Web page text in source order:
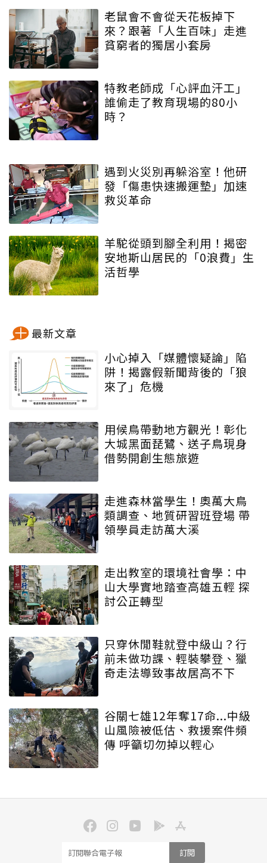
老鼠會不會從天花板掉下
來？跟著「人生百味」走進
貧窮者的獨居小套房
特教老師成「心評血汗工」
誰偷走了教育現場的80小
時？
遇到火災別再躲浴室！他研
發「傷患快速搬運墊」加速
救災革命
羊駝從頭到腳全利用！揭密
安地斯山居民的「0浪費」生
活哲學
最新文章
小心掉入「媒體懷疑論」陷
阱！揭露假新聞背後的「狼
來了」危機
用候鳥帶動地方觀光！彰化
大城黑面琵鷺、送子鳥現身
借勢開創生態旅遊
走進森林當學生！奧萬大鳥
類調查、地質研習班登場 帶
領學員走訪萬大溪
走出教室的環境社會學：中
山大學實地踏查高雄五輕 探
討公正轉型
只穿休閒鞋就登中級山？行
前未做功課、輕裝攀登、獵
奇走法導致事故居高不下
谷關七雄12年奪17命...中級
山風險被低估、救援案件頻
傳 呼籲切勿掉以輕心
訂閱